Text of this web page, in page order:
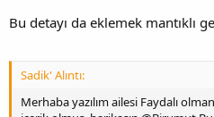
Bu detayı da eklemek mantıklı
Sadik' Alıntı:
Merhaba yazılım ailesi Faydalı